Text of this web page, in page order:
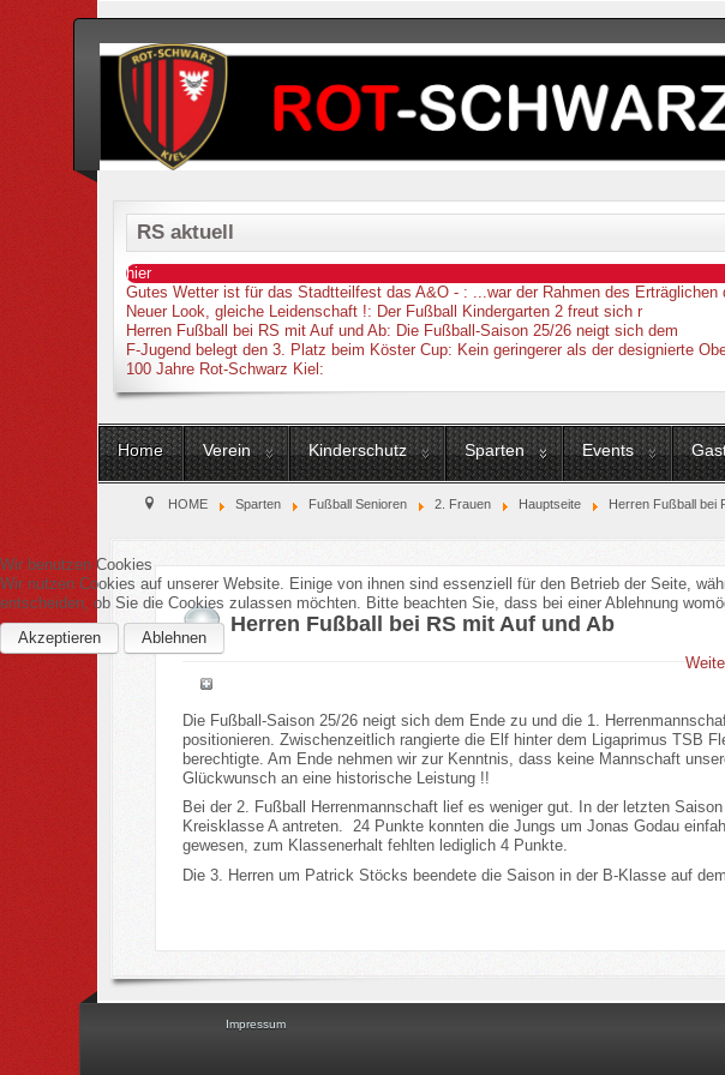
RS aktuell
hier
Gutes Wetter ist für das Stadtteilfest das A&O - : ...war der Rahmen des Erträglichen
Neuer Look, gleiche Leidenschaft !: Der Fußball Kindergarten 2 freut sich r
Herren Fußball bei RS mit Auf und Ab: Die Fußball-Saison 25/26 neigt sich dem
F-Jugend belegt den 3. Platz beim Köster Cup: Kein geringerer als der designierte
100 Jahre Rot-Schwarz Kiel :
Home Verein Kinderschutz Sparten Events
HOME Sparten Fußball Senioren 2. Frauen Hauptseite Herren Fußball bei
Herren Fußball bei RS mit Auf und Ab
Die Fußball-Saison 25/26 neigt sich dem Ende zu und die 1.
positionieren. Zwischenzeitlich rangierte die Elf hinter dem Ligaprimus TSB
berechtigte. Am Ende nehmen wir zur Kenntnis, dass keine Mannschaft
Glückwunsch an eine historische Leistung !!
Bei der 2. Fußball Herrenmannschaft lief es weniger gut. In der letzten
Kreisklasse A antreten. 24 Punkte konnten die Jungs um Jonas Godau
gewesen, zum Klassenerhalt fehlten lediglich 4 Punkte.
Die 3. Herren um Patrick Stöcks beendete die Saison in der B-Klasse auf
Impressum
Wir benutzen Cookies
Wir nutzen Cookies auf unserer Website. Einige von ihnen sind essenziell für den Betrieb der Seite,
entscheiden, ob Sie die Cookies zulassen möchten. Bitte beachten Sie, dass bei einer Ablehnung
Akzeptieren
Ablehnen